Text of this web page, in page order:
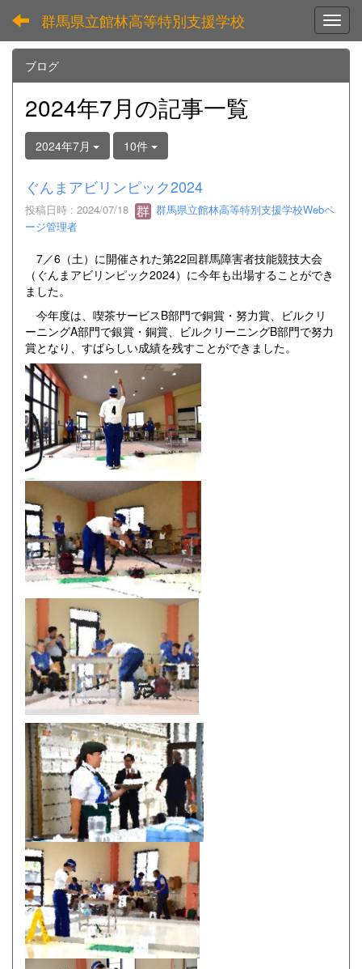
群馬県立館林高等特別支援学校
ブログ
2024年7月の記事一覧
2024年7月 10件
ぐんまアビリンピック2024
投稿日時 : 2024/07/18
群馬県立館林高等特別支援学校Webペ
ージ管理者
7／6（土）に開催された第22回群馬障害者技能競技大会
（ぐんまアビリンピック2024）に今年も出場することができ
ました。
今年度は、喫茶サービスB部門で銅賞・努力賞、ビルクリ
ーニングA部門で銀賞・銅賞、ビルクリーニングB部門で努力
賞となり、すばらしい成績を残すことができました。